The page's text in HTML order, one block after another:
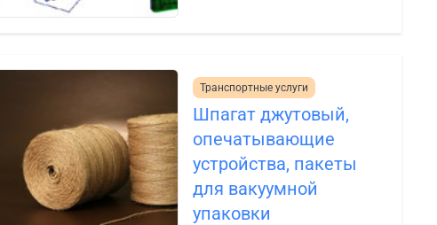
Транспортные услуги
Шпагат джутовый,
опечатывающие
устройства, пакеты
для вакуумной
упаковки